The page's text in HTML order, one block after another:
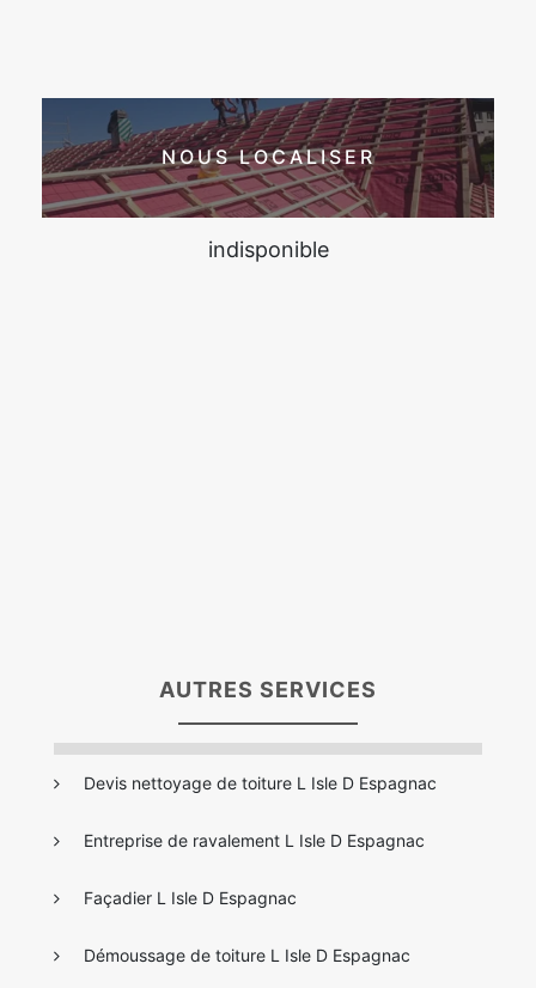
NOUS LOCALISER
indisponible
AUTRES SERVICES
Devis nettoyage de toiture L Isle D Espagnac
Entreprise de ravalement L Isle D Espagnac
Façadier L Isle D Espagnac
Démoussage de toiture L Isle D Espagnac